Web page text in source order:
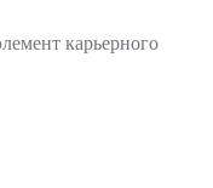
карьерного